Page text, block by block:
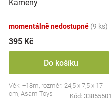
Kameny
momentálně nedostupné (9 ks)
395 Kč
Do košíku
Věk: +18m, rozměr: 24,5 x 7,5 x 17
cm, Asam Toys
Kód: 33855501